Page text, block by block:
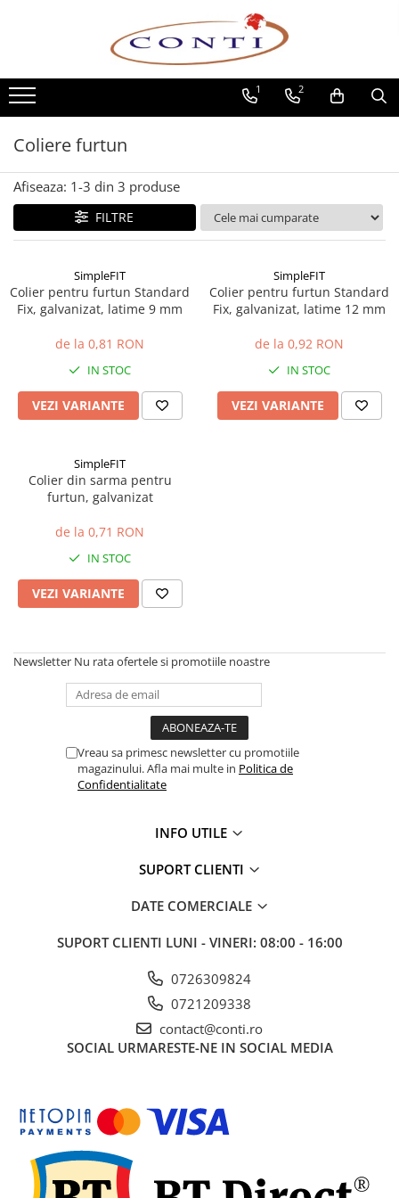
Toate Produsele
Casa si Gradina
Utilaje pentru gradina si accesorii
Atomizoare si Pulverizatoare
Despicatoare de lemne
Drujbe si fierastraie cu lant
Fierastraie pentru busteni
Foarfeci de gradina
Motocoase si accesorii
Motocositori
Masini de batut stalpi
Sisteme combinate &
multifunctionale
Tractoare si Utilaje agricole
Accesorii utilaje de gradina
Articole de bucatarie
Afumatoare
Aparate de vidat
Feliatoare
Masini de taitei
Masini de umplut carnati
Storcatoare de rosii
Accesorii articole de bucatarie
Gradina & Terasa
Echipamente curatenie
Aparate de spalat cu presiune
Suflante & Aspiratoare frunze
Accesorii echipamente curatenie
Dispozitive de imprastiat si
semanat
Lopeti pentru zapada
Roabe si carucioare
1 2
Coliere furtun
Afiseaza: 1-3 din 3 produse
FILTRE
SimpleFIT
Colier pentru furtun Standard
Fix, galvanizat, latime 9 mm
de la 0,81 RON
IN STOC
VEZI VARIANTE
SimpleFIT
Colier pentru furtun Standard
Fix, galvanizat, latime 12 mm
de la 0,92 RON
IN STOC
VEZI VARIANTE
SimpleFIT
Colier din sarma pentru
furtun, galvanizat
de la 0,71 RON
IN STOC
VEZI VARIANTE
Newsletter Nu rata ofertele si promotiile noastre
Vreau sa primesc newsletter cu promotiile
magazinului. Afla mai multe in Politica de
Confidentialitate
INFO UTILE
SUPORT CLIENTI
DATE COMERCIALE
SUPORT CLIENTI LUNI - VINERI: 08:00 - 16:00
0726309824
0721209338
contact@conti.ro
SOCIAL URMARESTE-NE IN SOCIAL MEDIA